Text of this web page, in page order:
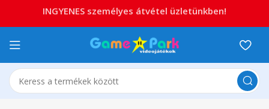
INGYENES személyes átvétel üzletünkben!